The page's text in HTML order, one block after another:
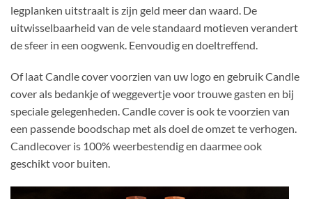
legplanken uitstraalt is zijn geld meer dan waard. De
uitwisselbaarheid van de vele standaard motieven verandert
de sfeer in een oogwenk. Eenvoudig en doeltreffend.
Of laat Candle cover voorzien van uw logo en gebruik Candle
cover als bedankje of weggevertje voor trouwe gasten en bij
speciale gelegenheden. Candle cover is ook te voorzien van
een passende boodschap met als doel de omzet te verhogen.
Candlecover is 100% weerbestendig en daarmee ook
geschikt voor buiten.